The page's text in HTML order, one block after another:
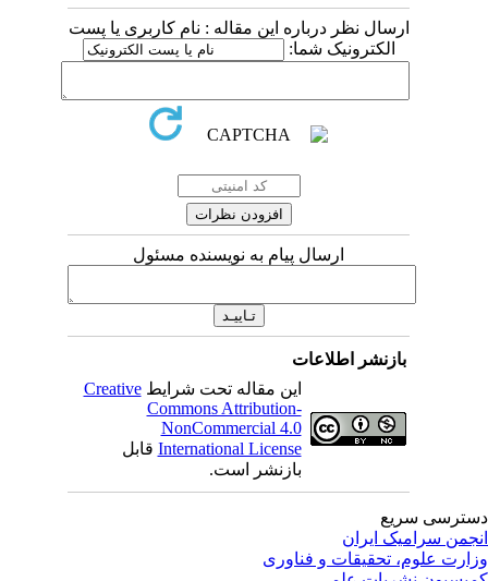
ارسال نظر درباره این مقاله : نام کاربری یا پست
الکترونیک شما:
ارسال پیام به نویسنده مسئول
بازنشر اطلاعات
این مقاله تحت شرایطCreative
Commons Attribution-
NonCommercial 4.0
International Licenseقابل
بازنشر است.
سریع
سرامیک ایران
علوم، تحقیقات و فناوری